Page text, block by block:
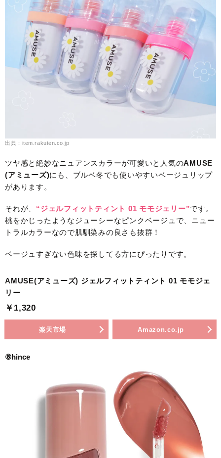
出典：item.rakuten.co.jp
ツヤ感と絶妙なニュアンスカラーが可愛いと人気のAMUSE
(アミューズ)にも、ブルベ冬でも使いやすいベージュリップ
があります。
それが、 “ジェルフィットティント 01 モモジェリー”です。
桃をかじったようなジューシーなピンクベージュで、ニュー
トラルカラーなので肌馴染みの良さも抜群！
ベージュすぎない色味を探してる方にぴったりです。
AMUSE(アミューズ) ジェルフィットティント 01 モモジェ
リー
￥1,320
楽天市場 Amazon.co.jp
⑧hince